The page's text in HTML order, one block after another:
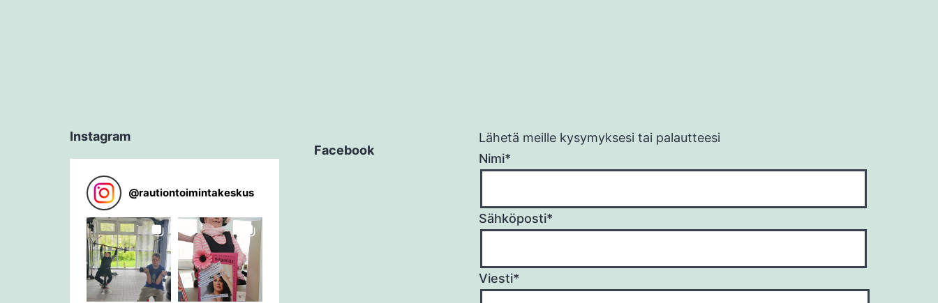
Instagram
@rautiontoimintakeskus
Facebook
Lähetä meille kysymyksesi tai palautteesi
Nimi*
Sähköposti*
Viesti*